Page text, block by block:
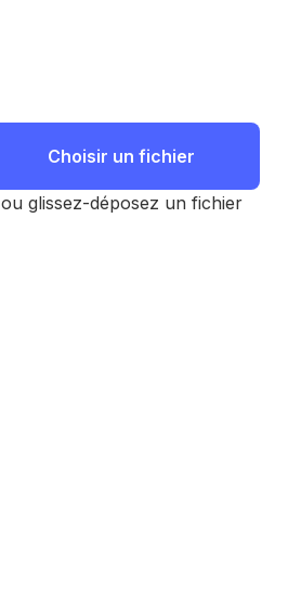
Choisir un fichier
ou glissez-déposez un fichier